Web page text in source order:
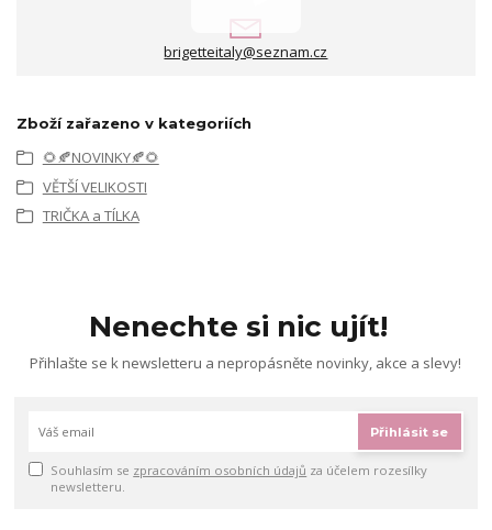
brigetteitaly@seznam.cz
Zboží zařazeno v kategoriích
🌻🍂NOVINKY🍂🌻
VĚTŠÍ VELIKOSTI
TRIČKA a TÍLKA
Nenechte si nic ujít!
Přihlašte se k newsletteru a nepropásněte novinky, akce a slevy!
Přihlásit se
Souhlasím se zpracováním osobních údajů za účelem rozesílky
newsletteru.